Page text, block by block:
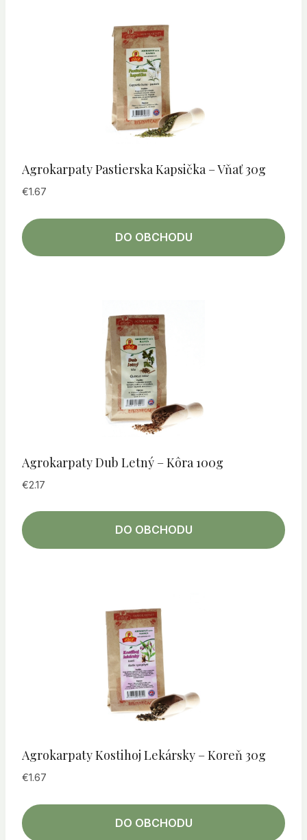
Agrokarpaty Pastierska Kapsička – Vňať 30g
€1.67
DO OBCHODU
Agrokarpaty Dub Letný – Kôra 100g
€2.17
DO OBCHODU
Agrokarpaty Kostihoj Lekársky – Koreň 30g
€1.67
DO OBCHODU